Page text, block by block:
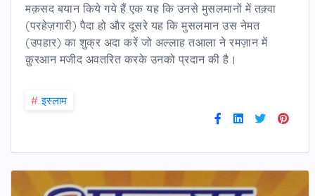
मक़सद बयान किये गये हैं एक यह कि उनसे मुसलमानों में तक़्वा
(परहेज़गारी) पैदा हो और दूसरे यह कि मुसलमान उस नेमत
(उपहार) का शुक्र अदा करें जो अल्लाह तआला ने रमज़ान में
क़ुरआन मजीद अवतरित करके उनको प्रदान की है।
# इस्लाम